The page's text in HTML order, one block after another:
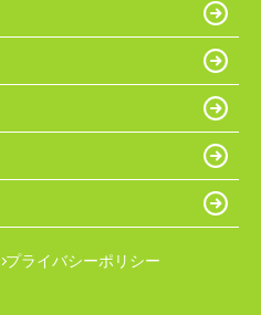
プライバシーポリシー